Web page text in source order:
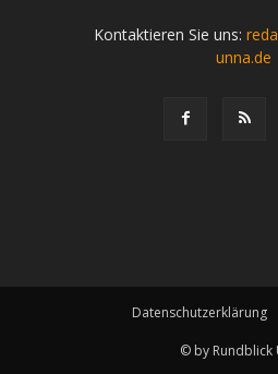
Kontaktieren Sie uns:
unna.de
Datenschutzerklärung
© by Rundblick